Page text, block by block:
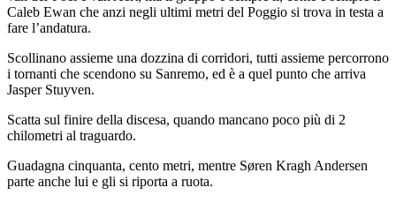
Caleb Ewan che anzi negli ultimi metri del Poggio si trova in testa a
fare l’andatura.
Scollinano assieme una dozzina di corridori, tutti assieme percorrono
i tornanti che scendono su Sanremo, ed è a quel punto che arriva
Jasper Stuyven.
Scatta sul finire della discesa, quando mancano poco più di 2
chilometri al traguardo.
Guadagna cinquanta, cento metri, mentre Søren Kragh Andersen
parte anche lui e gli si riporta a ruota.